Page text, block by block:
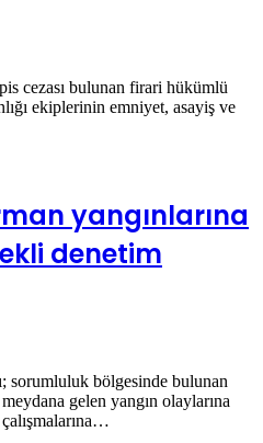
cezası bulunan firari hükümlü
ekiplerinin emniyet, asayiş ve
yangınlarına
denetim
sorumluluk bölgesinde bulunan
gelen yangın olaylarına